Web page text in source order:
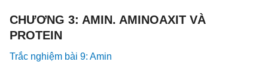
CHƯƠNG 3: AMIN. AMINOAXIT VÀ
PROTEIN
Trắc nghiệm bài 9: Amin